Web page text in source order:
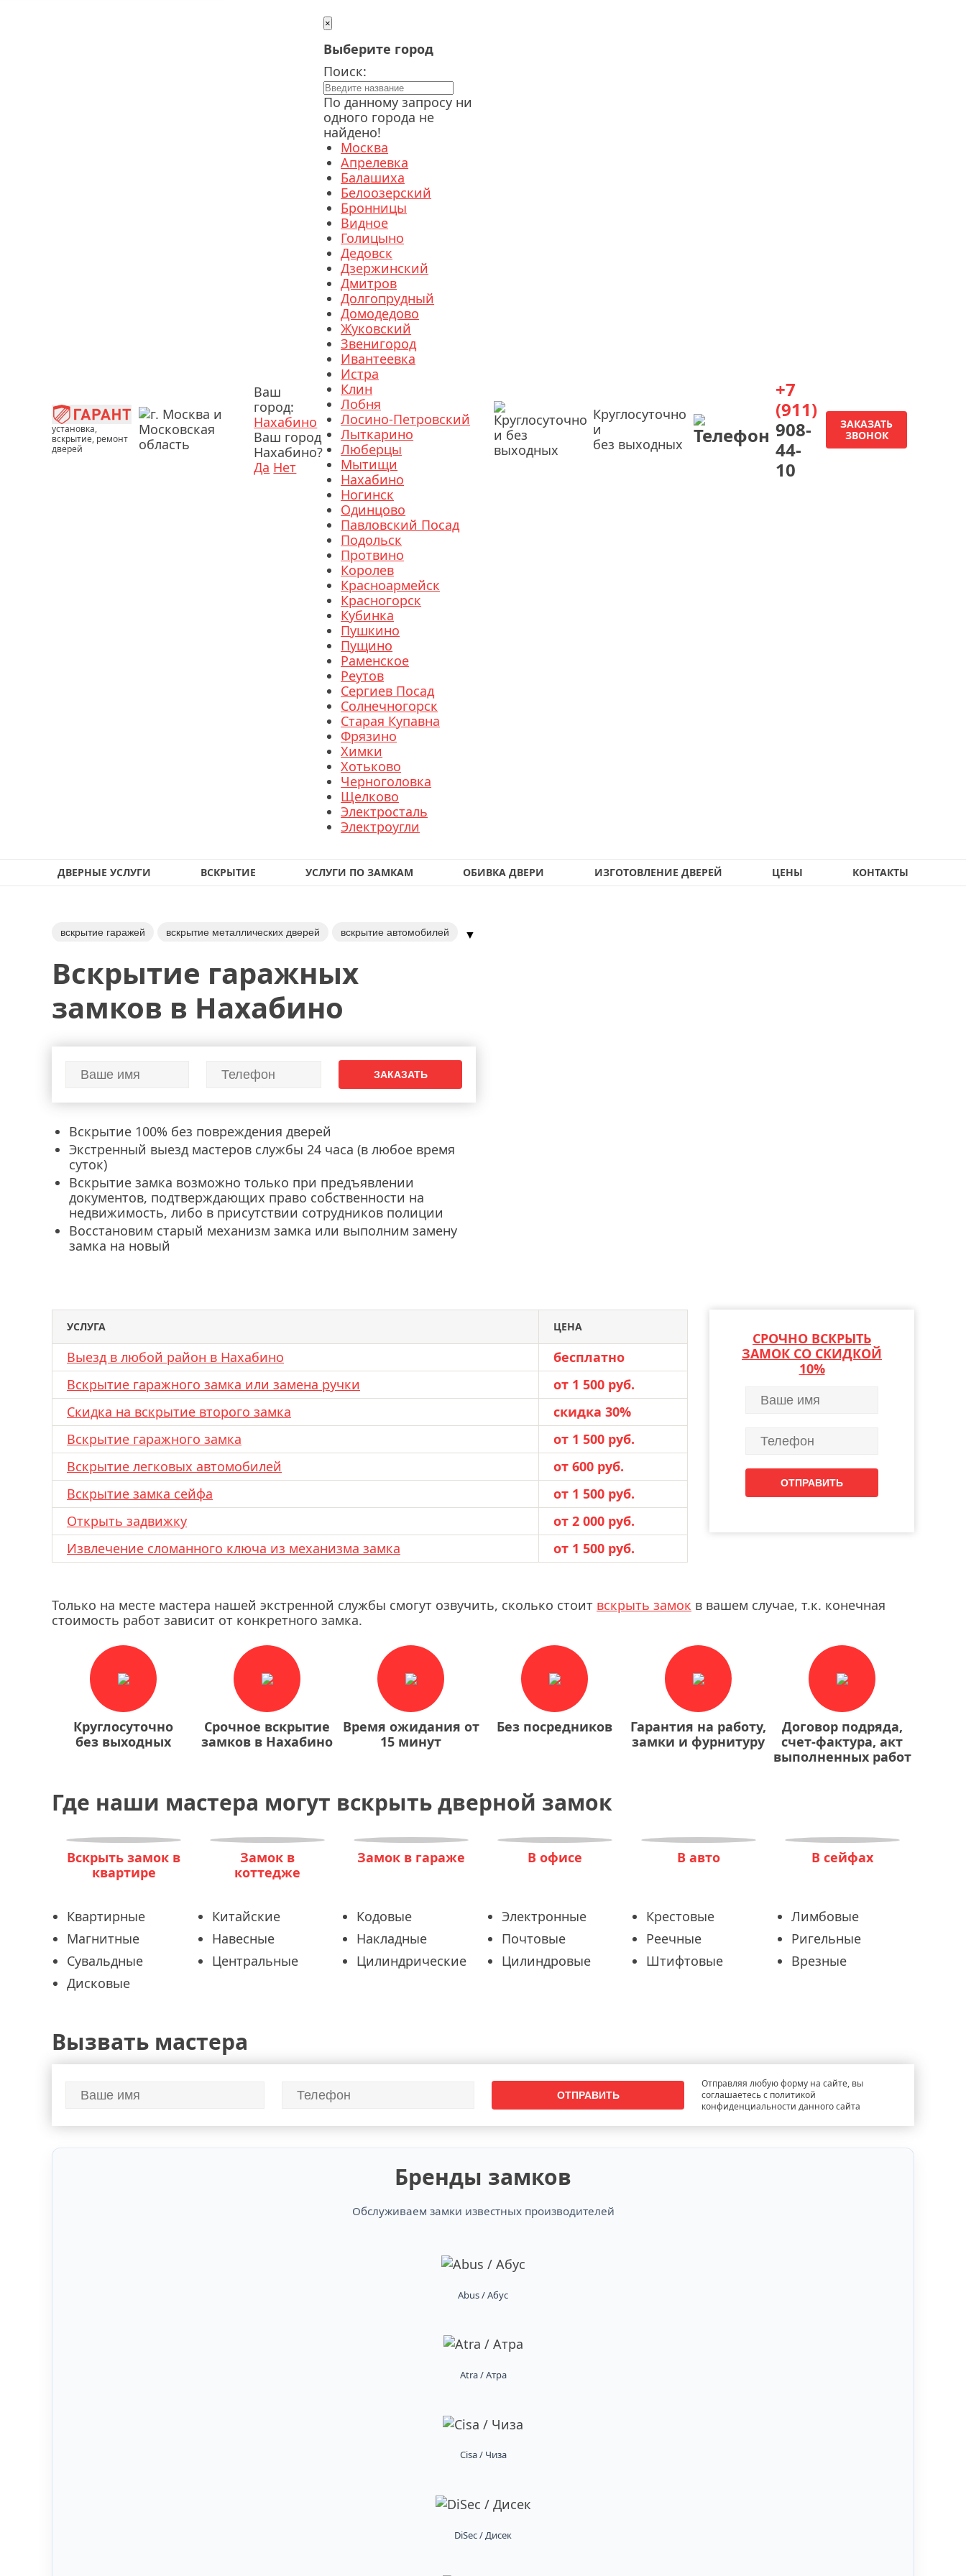
установка,
вскрытие, ремонт
дверей
Ваш
город:
Нахабино
Ваш город
Нахабино?
Да Нет
×
Выберите город
Поиск:
По данному запросу ни
одного города не
найдено!
Москва
Апрелевка
Балашиха
Белоозерский
Бронницы
Видное
Голицыно
Дедовск
Дзержинский
Дмитров
Долгопрудный
Домодедово
Жуковский
Звенигород
Ивантеевка
Истра
Клин
Лобня
Лосино-Петровский
Лыткарино
Люберцы
Мытищи
Нахабино
Ногинск
Одинцово
Павловский Посад
Подольск
Протвино
Королев
Красноармейск
Красногорск
Кубинка
Пушкино
Пущино
Раменское
Реутов
Сергиев Посад
Солнечногорск
Старая Купавна
Фрязино
Химки
Хотьково
Черноголовка
Щелково
Электросталь
Электроугли
Круглосуточно
и
без выходных
+7
(911)
908-
44-
10
ЗАКАЗАТЬ
ЗВОНОК
ДВЕРНЫЕ УСЛУГИ ВСКРЫТИЕ УСЛУГИ ПО ЗАМКАМ ОБИВКА ДВЕРИ ИЗГОТОВЛЕНИЕ ДВЕРЕЙ ЦЕНЫ КОНТАКТЫ
вскрытие гаражей вскрытие металлических дверей
вскрытие автомобилей
установка замка
ремонт личинки замка
замена замка
перекодировка замков
▼
Вскрытие гаражных
замков в Нахабино
Вскрытие 100% без повреждения дверей
Экстренный выезд мастеров службы 24 часа (в любое время
суток)
Вскрытие замка возможно только при предъявлении
документов, подтверждающих право собственности на
недвижимость, либо в присутствии сотрудников полиции
Восстановим старый механизм замка или выполним замену
замка на новый
УСЛУГА ЦЕНА
Выезд в любой район в Нахабино
бесплатно
Вскрытие гаражного замка или замена ручки
от 1 500 руб.
Скидка на вскрытие второго замка
скидка 30%
Вскрытие гаражного замка
от 1 500 руб.
Вскрытие легковых автомобилей
от 600 руб.
Вскрытие замка сейфа
от 1 500 руб.
Открыть задвижку
от 2 000 руб.
Извлечение сломанного ключа из механизма замка
от 1 500 руб.
СРОЧНО ВСКРЫТЬ
ЗАМОК СО СКИДКОЙ
10%
Только на месте мастера нашей экстренной службы смогут озвучить, сколько стоит вскрыть замок в вашем случае, т.к. конечная
стоимость работ зависит от конкретного замка.
Круглосуточно
без выходных
Срочное вскрытие
замков в Нахабино
Время ожидания от
15 минут
Без посредников
Гарантия на работу,
замки и фурнитуру
Договор подряда,
счет-фактура, акт
выполненных работ
Где наши мастера могут вскрыть дверной замок
Вскрыть замок в
квартире
Замок в
коттедже
Замок в гараже В офисе В авто В сейфах
Квартирные Китайские Кодовые Электронные Крестовые
Лимбовые
Магнитные
Навесные Накладные Почтовые Реечные
Ригельные
Сувальдные
Центральные Цилиндрические Цилиндровые Штифтовые
Врезные
Дисковые
Вызвать мастера
Отправляя любую форму на сайте, вы
соглашаетесь с политикой
конфиденциальности данного сайта
Бренды замков
Обслуживаем замки известных производителей
Abus / Абус
Atra / Атра
Cisa / Чиза
DiSec / Дисек